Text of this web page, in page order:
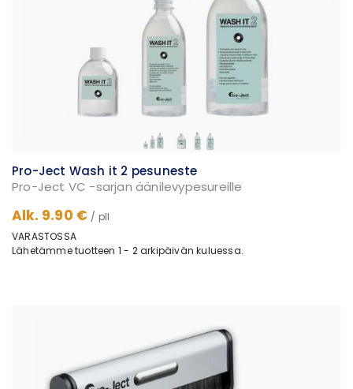
Pro-Ject Wash it 2 pesuneste
Pro-Ject VC -sarjan äänilevypesureille
Alk. 9.90 € / pll
VARASTOSSA
Lähetämme tuotteen 1 - 2 arkipäivän kuluessa.